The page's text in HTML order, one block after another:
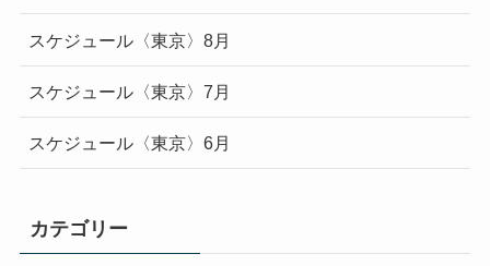
スケジュール〈東京〉8月
スケジュール〈東京〉7月
スケジュール〈東京〉6月
カテゴリー